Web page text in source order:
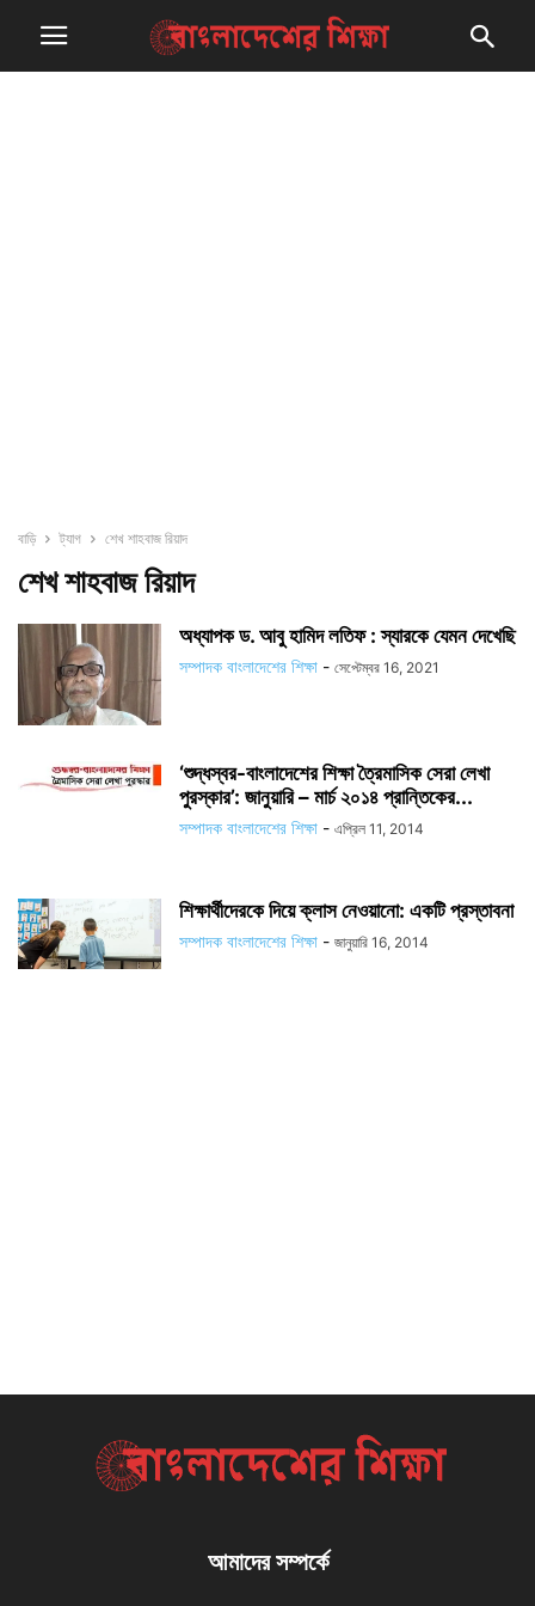
বাড়ি ট্যাগ শেখ শাহবাজ রিয়াদ
শেখ শাহবাজ রিয়াদ
অধ্যাপক ড. আবু হামিদ লতিফ : স্যারকে যেমন দেখেছি
সম্পাদক বাংলাদেশের শিক্ষা - সেপ্টেম্বর 16, 2021
‘শুদ্ধস্বর-বাংলাদেশের শিক্ষা ত্রৈমাসিক সেরা লেখা
পুরস্কার’: জানুয়ারি – মার্চ ২০১৪ প্রান্তিকের...
সম্পাদক বাংলাদেশের শিক্ষা - এপ্রিল 11, 2014
শিক্ষার্থীদেরকে দিয়ে ক্লাস নেওয়ানো: একটি প্রস্তাবনা
সম্পাদক বাংলাদেশের শিক্ষা - জানুয়ারি 16, 2014
আমাদের সম্পর্কে